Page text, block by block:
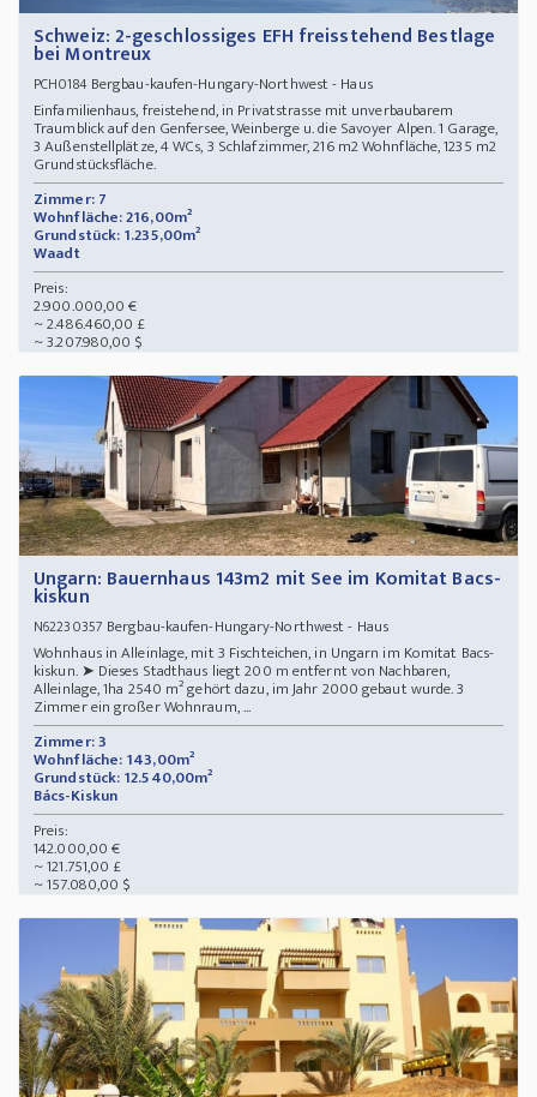
Schweiz: 2-geschlossiges EFH freisstehend Bestlage
bei Montreux
PCH0184Bergbau-kaufen-Hungary-Northwest - Haus
Einfamilienhaus, freistehend, in Privatstrasse mit unverbaubarem
Traumblick auf den Genfersee, Weinberge u. die Savoyer Alpen. 1 Garage,
3 Außenstellplätze, 4 WCs, 3 Schlafzimmer, 216 m2 Wohnfläche, 1235 m2
Grundstücksfläche.
Zimmer: 7
Wohnfläche: 216,00m²
Grundstück: 1.235,00m²
Waadt
Preis:
2.900.000,00 €
~ 2.486.460,00 £
~ 3.207.980,00 $
Ungarn: Bauernhaus 143m2 mit See im Komitat Bacs-
kiskun
N62230357 Bergbau-kaufen-Hungary-Northwest - Haus
Wohnhaus in Alleinlage, mit 3 Fischteichen, in Ungarn im Komitat Bacs-
kiskun. ➤ Dieses Stadthaus liegt 200 m entfernt von Nachbaren,
Alleinlage, 1ha 2540 m² gehört dazu, im Jahr 2000 gebaut wurde. 3
Zimmer ein großer Wohnraum, ...
Zimmer: 3
Wohnfläche: 143,00m²
Grundstück: 12.540,00m²
Bács-Kiskun
Preis:
142.000,00 €
~ 121.751,00 £
~ 157.080,00 $